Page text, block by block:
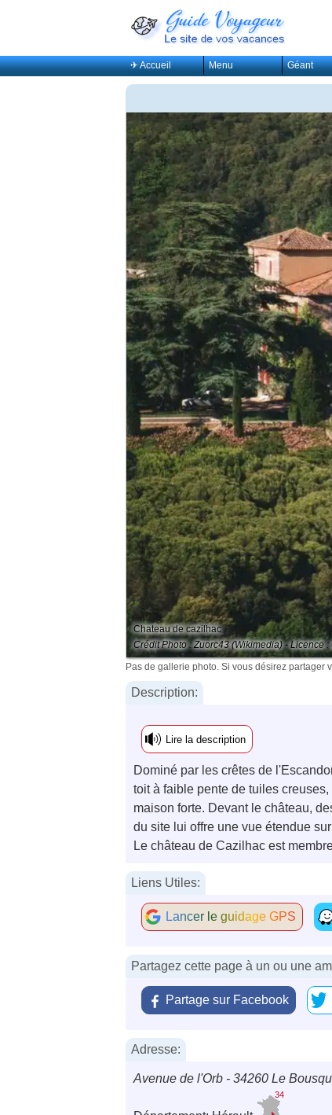
✈ Accueil Menu Géant
Chateau de cazilhac
Crédit Photo : Zuorc43 (Wikimedia) - Licence :
Pas de gallerie photo. Si vous désirez partager
Description:
Lire la description
Dominé par les crêtes de
toit à faible pente de tuiles
maison forte. Devant le château,
du site lui offre une vue étendue
Le château de Cazilhac est
Liens Utiles:
Lancer le guidage GPS
Partagez cette page à un ou une
Partage sur Facebook
Adresse:
Avenue de l'Orb - 34260 Le
34